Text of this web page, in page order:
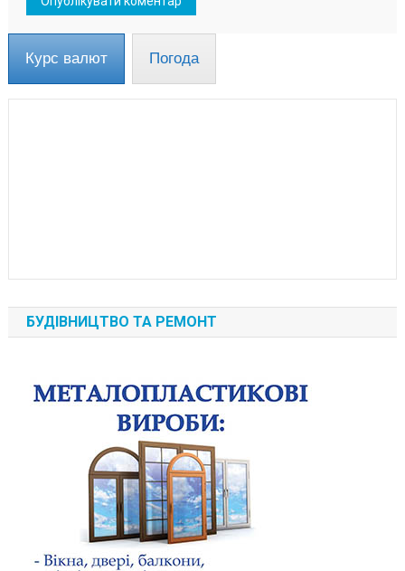
Курс валют Погода
БУДІВНИЦТВО ТА РЕМОНТ